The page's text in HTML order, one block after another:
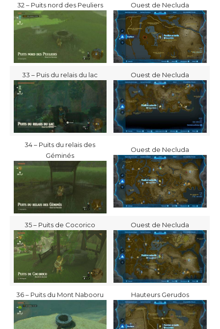
32 – Puits nord des Peuliers Ouest de Necluda
33 – Puis du relais du lac Ouest de Necluda
34 – Puits du relais des
Géminés
Ouest de Necluda
35 – Puits de Cocorico Ouest de Necluda
36 – Puits du Mont Nabooru Hauteurs Gerudos